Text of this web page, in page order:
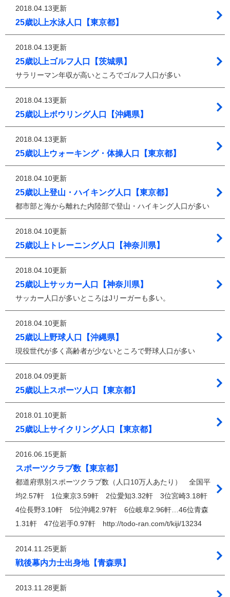
2018.04.13更新
25歳以上水泳人口【東京都】
2018.04.13更新
25歳以上ゴルフ人口【茨城県】
サラリーマン年収が高いところでゴルフ人口が多い
2018.04.13更新
25歳以上ボウリング人口【沖縄県】
2018.04.13更新
25歳以上ウォーキング・体操人口【東京都】
2018.04.10更新
25歳以上登山・ハイキング人口【東京都】
都市部と海から離れた内陸部で登山・ハイキング人口が多い
2018.04.10更新
25歳以上トレーニング人口【神奈川県】
2018.04.10更新
25歳以上サッカー人口【神奈川県】
サッカー人口が多いところはJリーガーも多い。
2018.04.10更新
25歳以上野球人口【沖縄県】
現役世代が多く高齢者が少ないところで野球人口が多い
2018.04.09更新
25歳以上スポーツ人口【東京都】
2018.01.10更新
25歳以上サイクリング人口【東京都】
2016.06.15更新
スポーツクラブ数【東京都】
都道府県別スポーツクラブ数（人口10万人あたり） 全国平
均2.57軒 1位東京3.59軒 2位愛知3.32軒 3位宮崎3.18軒
4位長野3.10軒 5位沖縄2.97軒 6位岐阜2.96軒…46位青森
1.31軒 47位岩手0.97軒 http://todo-ran.com/t/kiji/13234
2014.11.25更新
戦後幕内力士出身地【青森県】
2013.11.28更新